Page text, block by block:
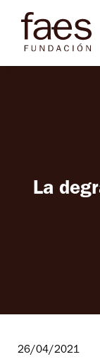
La
26/04/2021